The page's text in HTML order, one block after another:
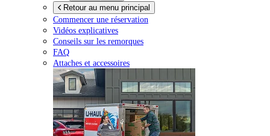
Retour au menu principal
Commencer une réservation
Vidéos explicatives
Conseils sur les remorques
FAQ
Attaches et accessoires